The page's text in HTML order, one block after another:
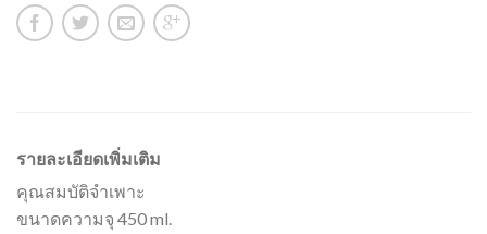
รายละเอียดเพิ่มเติม
คุณสมบัติจำเพาะ
ขนาดความจุ 450 ml.